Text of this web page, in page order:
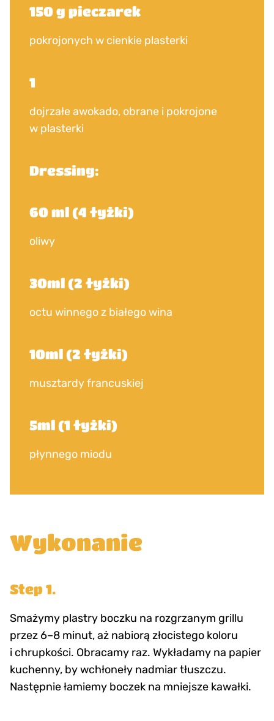
Wykonanie
Step 1.
Smażymy plastry boczku na rozgrzanym grillu
przez 6–8 minut, aż nabiorą złocistego koloru
i chrupkości. Obracamy raz. Wykładamy na papier
kuchenny, by wchłoneły nadmiar tłuszczu.
Następnie łamiemy boczek na mniejsze kawałki.
150 g pieczarek
pokrojonych w cienkie plasterki
1
dojrzałe awokado, obrane i pokrojone
w plasterki
Dressing:
60 ml (4 łyżki)
oliwy
30ml (2 łyżki)
octu winnego z białego wina
10ml (2 łyżki)
musztardy francuskiej
5ml (1 łyżki)
płynnego miodu